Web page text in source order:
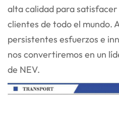
alta calidad para satisfacer
clientes de todo el mundo.
persistentes esfuerzos e
nos convertiremos en un
de NEV.